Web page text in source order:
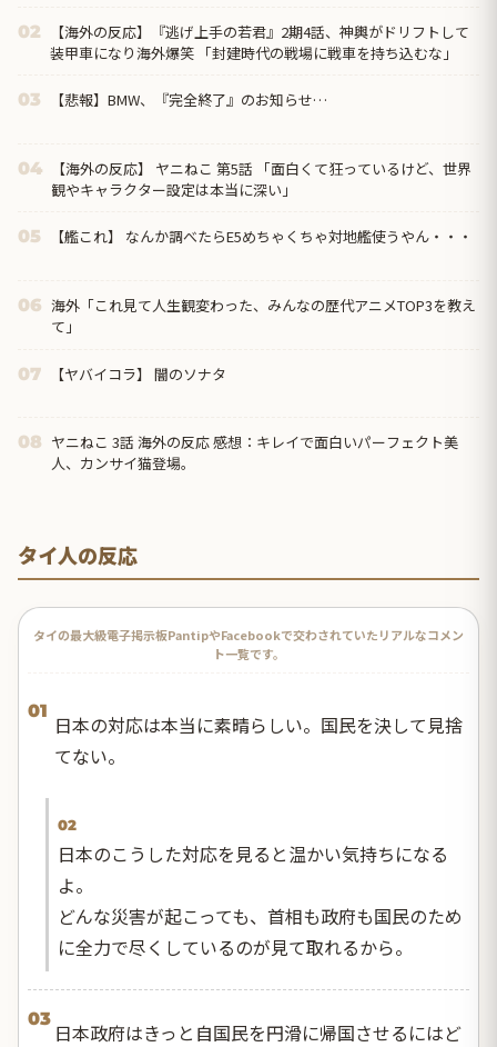
02
【海外の反応】『逃げ上手の若君』2期4話、神輿がドリフトして
装甲車になり海外爆笑 「封建時代の戦場に戦車を持ち込むな」
03 【悲報】BMW、『完全終了』のお知らせ…
04
【海外の反応】 ヤニねこ 第5話 「面白くて狂っているけど、世界
観やキャラクター設定は本当に深い」
05 【艦これ】 なんか調べたらE5めちゃくちゃ対地艦使うやん・・・
06 海外「これ見て人生観変わった、みんなの歴代アニメTOP3を教え
て」
07 【ヤバイコラ】 闇のソナタ
08 ヤニねこ 3話 海外の反応 感想：キレイで面白いパーフェクト美
人、カンサイ猫登場。
タイ人の反応
タイの最大級電子掲示板PantipやFacebookで交わされていたリアルなコメン
ト一覧です。
01
日本の対応は本当に素晴らしい。国民を決して見捨
てない。
02
日本のこうした対応を見ると温かい気持ちになる
よ。
どんな災害が起こっても、首相も政府も国民のため
に全力で尽くしているのが見て取れるから。
03
日本政府はきっと自国民を円滑に帰国させるにはど